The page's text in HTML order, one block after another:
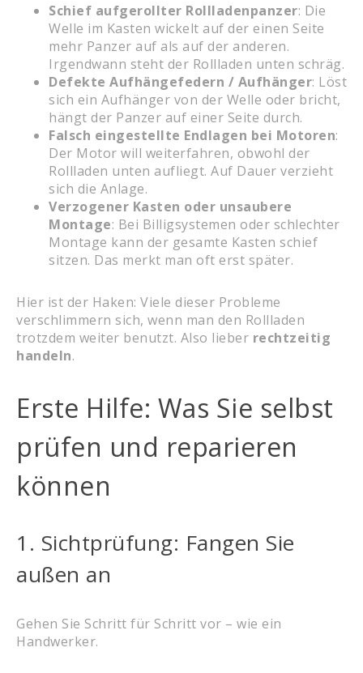
Schief aufgerollter Rollladenpanzer: Die
Welle im Kasten wickelt auf der einen Seite
mehr Panzer auf als auf der anderen.
Irgendwann steht der Rollladen unten schräg.
Defekte Aufhängefedern / Aufhänger: Löst
sich ein Aufhänger von der Welle oder bricht,
hängt der Panzer auf einer Seite durch.
Falsch eingestellte Endlagen bei Motoren:
Der Motor will weiterfahren, obwohl der
Rollladen unten aufliegt. Auf Dauer verzieht
sich die Anlage.
Verzogener Kasten oder unsaubere
Montage: Bei Billigsystemen oder schlechter
Montage kann der gesamte Kasten schief
sitzen. Das merkt man oft erst später.
Hier ist der Haken: Viele dieser Probleme
verschlimmern sich, wenn man den Rollladen
trotzdem weiter benutzt. Also lieber rechtzeitig
handeln.
Erste Hilfe: Was Sie selbst
prüfen und reparieren
können
1. Sichtprüfung: Fangen Sie
außen an
Gehen Sie Schritt für Schritt vor – wie ein
Handwerker.